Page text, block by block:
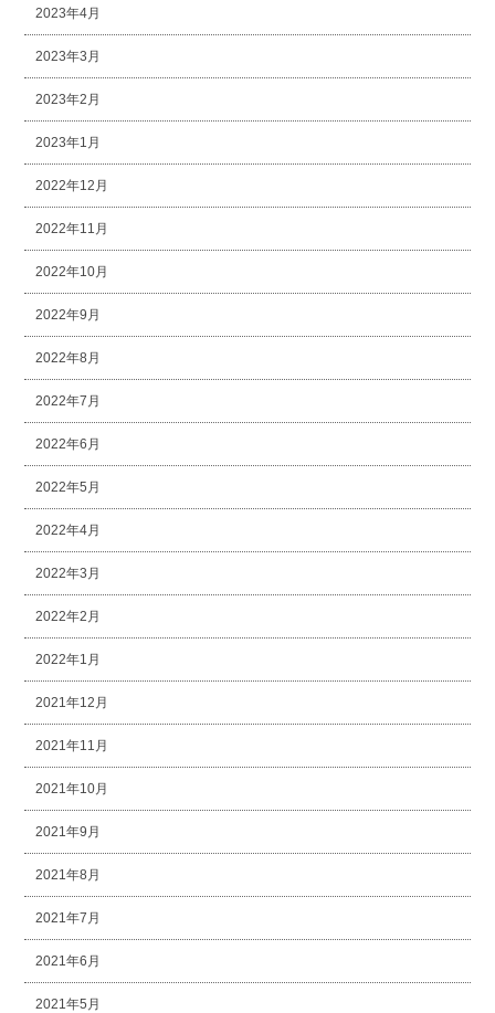
2023年4月
2023年3月
2023年2月
2023年1月
2022年12月
2022年11月
2022年10月
2022年9月
2022年8月
2022年7月
2022年6月
2022年5月
2022年4月
2022年3月
2022年2月
2022年1月
2021年12月
2021年11月
2021年10月
2021年9月
2021年8月
2021年7月
2021年6月
2021年5月